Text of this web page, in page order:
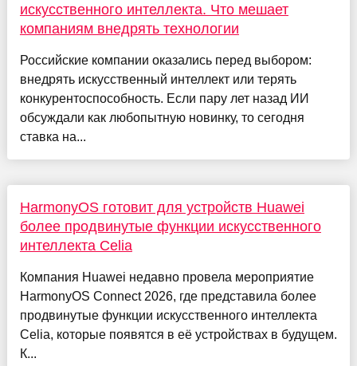
искусственного интеллекта. Что мешает
компаниям внедрять технологии
Российские компании оказались перед выбором:
внедрять искусственный интеллект или терять
конкурентоспособность. Если пару лет назад ИИ
обсуждали как любопытную новинку, то сегодня
ставка на...
HarmonyOS готовит для устройств Huawei
более продвинутые функции искусственного
интеллекта Celia
Компания Huawei недавно провела мероприятие
HarmonyOS Connect 2026, где представила более
продвинутые функции искусственного интеллекта
Celia, которые появятся в её устройствах в будущем.
К...